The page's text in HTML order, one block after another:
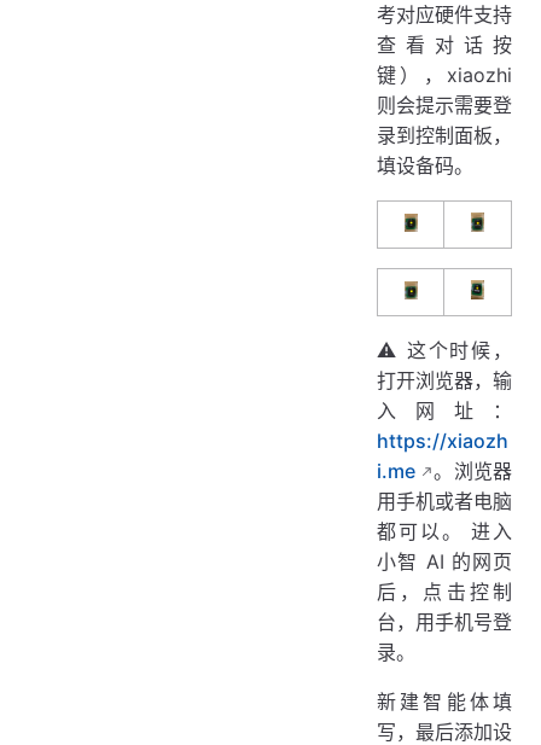
考对应硬件支持
查看对话按
键），xiaozhi
则会提示需要登
录到控制面板，
填设备码。
⚠ 这个时候，
打开浏览器，输
入网址：
https://xiaozh
i.me
。浏览器
用手机或者电脑
都可以。 进入
小智 AI 的网页
后，点击控制
台，用手机号登
录。
新建智能体填
写，最后添加设